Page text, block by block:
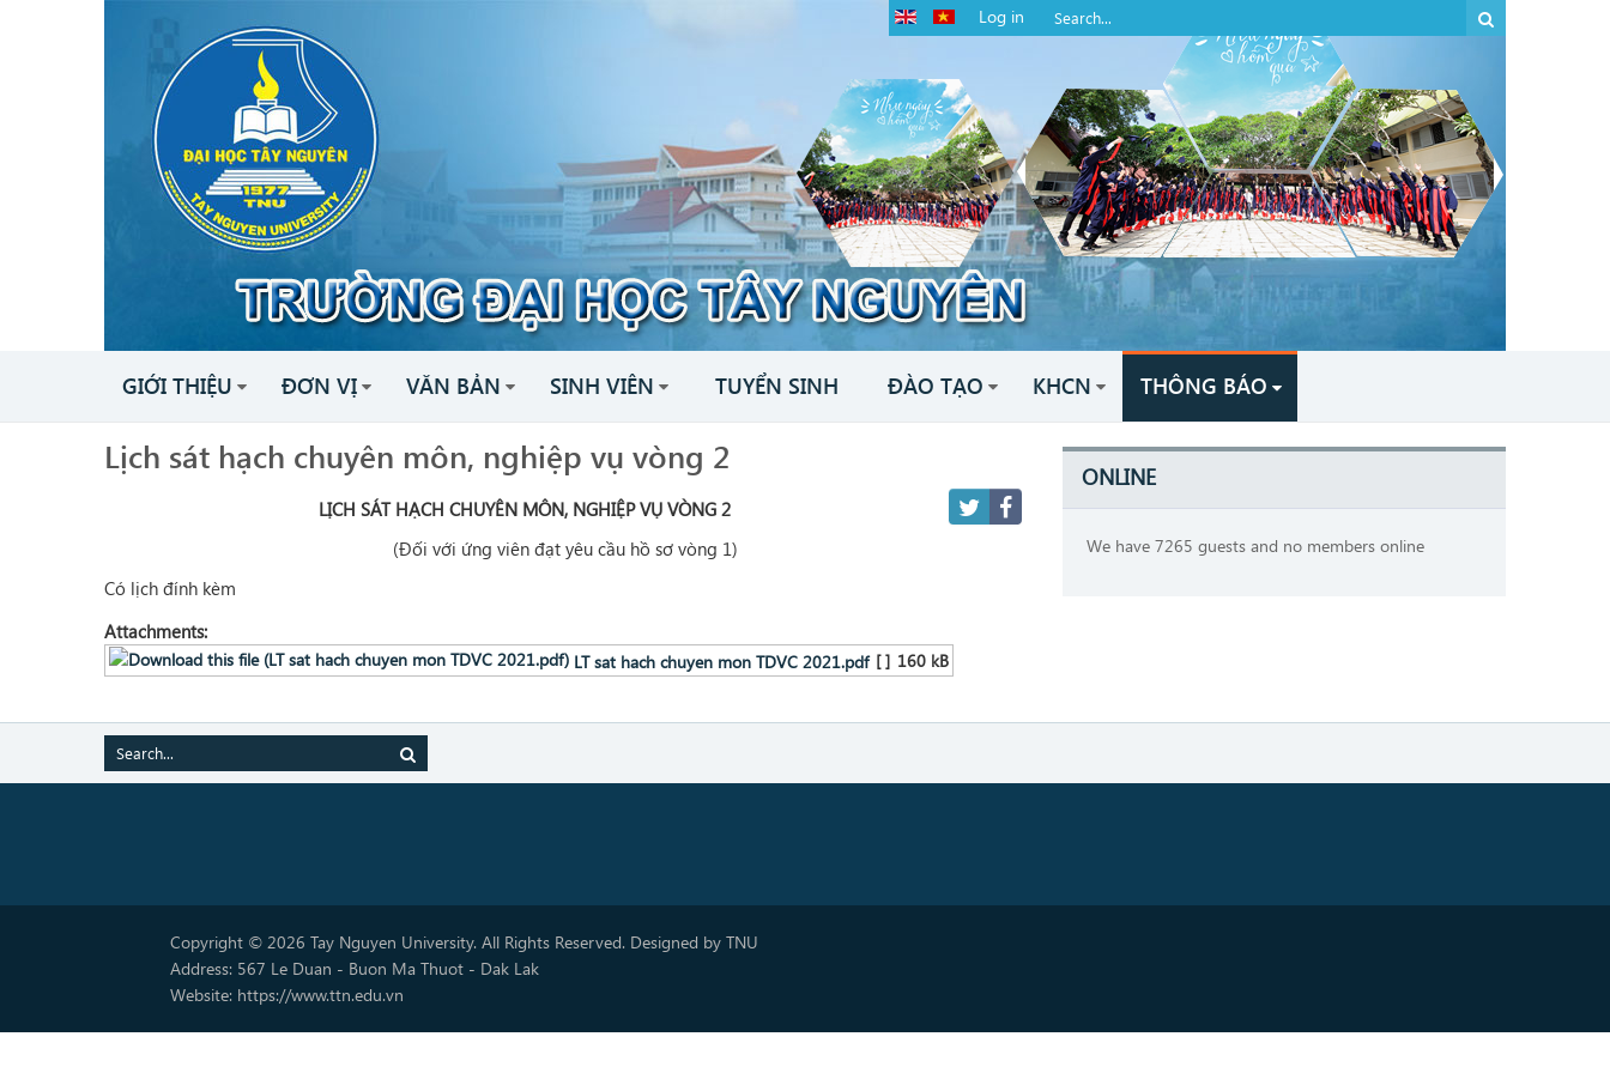
Log in
GIỚI THIỆU ĐƠN VỊ VĂN BẢN SINH VIÊN TUYỂN SINH ĐÀO TẠO KHCN THÔNG BÁO
Lịch sát hạch chuyên môn, nghiệp vụ vòng 2
LỊCH SÁT HẠCH CHUYÊN MÔN, NGHIỆP VỤ VÒNG 2
(Đối với ứng viên đạt yêu cầu hồ sơ vòng 1)
Có lịch đính kèm
Attachments:
LT sat hach chuyen mon TDVC 2021.pdf [ ] 160 kB
ONLINE
We have 7265 guests and no members online
Copyright © 2026 Tay Nguyen University. All Rights Reserved. Designed by TNU
Address: 567 Le Duan - Buon Ma Thuot - Dak Lak
Website: https://www.ttn.edu.vn